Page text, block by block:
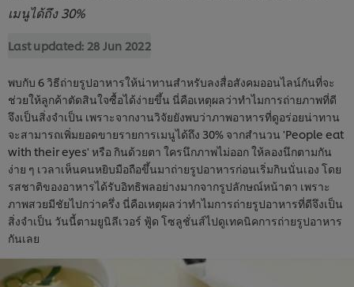
เมนูได้ถึง 30%
Last updated: 28 Jun 2022
พบกับ 6 วิธีถ่ายรูปอาหารให้น่าทานสำหรับลงสื่อสังคมออนไลน์กันที่จะ
ช่วยให้ลูกค้าตัดสินใจซื้อได้ง่ายขึ้น นี่คือเหตุผลว่าทำไมการถ่ายภาพที่ดี
จึงเป็นสิ่งจำเป็น เพราะจากงานวิจัยยังพบว่าภาพอาหารที่ดูอร่อยน่าทาน
จะสามารถเพิ่มยอดขายรายการเมนูได้ถึง 30% จากสำนวน 'People eat
with their eyes' หรือ กินด้วยตา ใครนึกภาพไม่ออก ให้ลองนึกตามกัน
ง่าย ๆ เวลาเห็นคนหยิบมือถือขึ้นมาถ่ายรูปอาหารก่อนเริ่มกินนั่นเอง โดย
รสชาติของอาหารได้รับอิทธิพลอย่างมากจากรูปลักษณ์หน้าตา เพราะ
ภาพสวยมีชัยไปกว่าครึ่ง นี่คือเหตุผลว่าทำไมการถ่ายรูปอาหารที่ดีจึงเป็น
สิ่งจำเป็น วันนี้ตามยูนิลีเวอร์ ฟู้ด โซลูชั่นส์ไปดูเทคนิคการถ่ายรูปอาหาร
กันเลย